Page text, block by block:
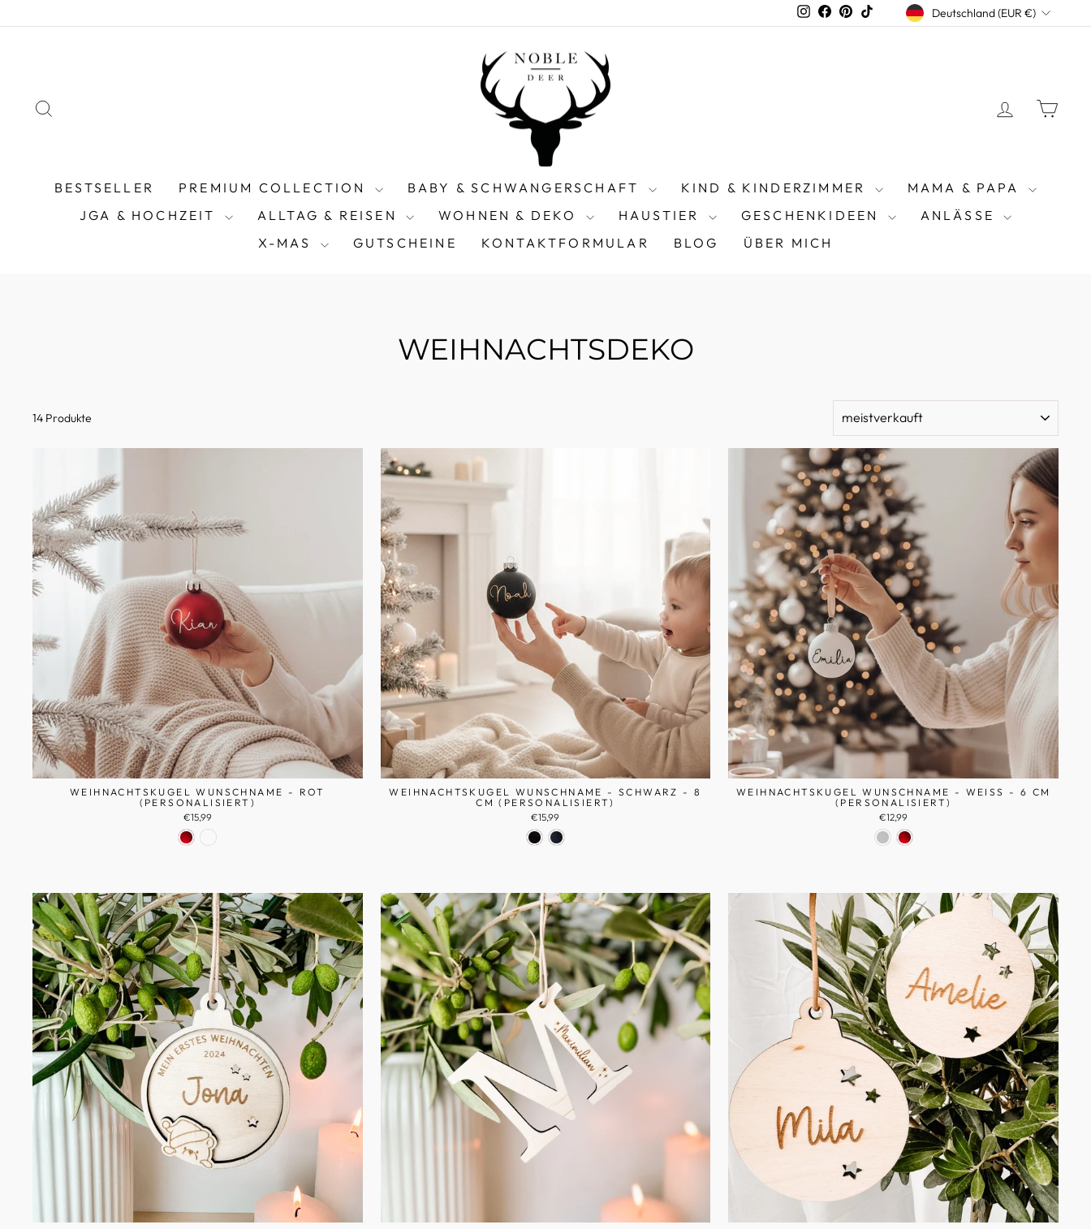
Inhalt
InstagramFacebook
PinterestTikTok WÄHRUNG
Deutschland (EUR €)
BESTSELLER PREMIUM COLLECTION BABY & SCHWANGERSCHAFT KIND & KINDERZIMMER
MAMA & PAPA
JGA & HOCHZEIT
ALLTAG & REISEN WOHNEN & DEKO HAUSTIER GESCHENKIDEEN
ANLÄSSE
X-MAS
GUTSCHEINE KONTAKTFORMULAR BLOG ÜBER MICH
WEIHNACHTSDEKO
14 Produkte
SORTIEREN
WEIHNACHTSKUGEL WUNSCHNAME - ROT
(PERSONALISIERT)
€15,99
WEIHNACHTSKUGEL WUNSCHNAME - SCHWARZ - 8
CM (PERSONALISIERT)
€15,99
WEIHNACHTSKUGEL WUNSCHNAME - WEISS - 6 CM (
PERSONALISIERT)
€12,99